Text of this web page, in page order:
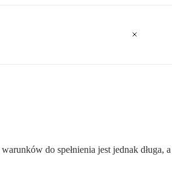
do spełnienia jest jednak długa,